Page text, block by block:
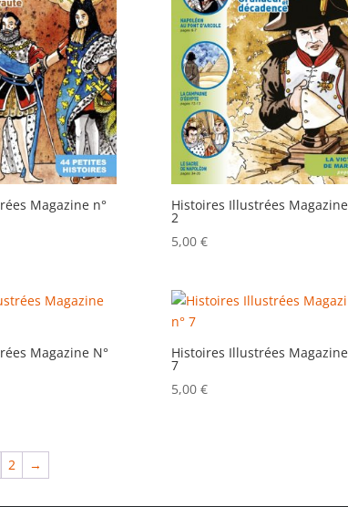
Magazine n° Histoires Illustrées
2
5,00 €
Magazine N° Histoires Illustrées
7
5,00 €
2 →